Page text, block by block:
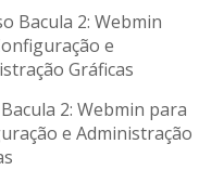
2: Webmin para
e Administração